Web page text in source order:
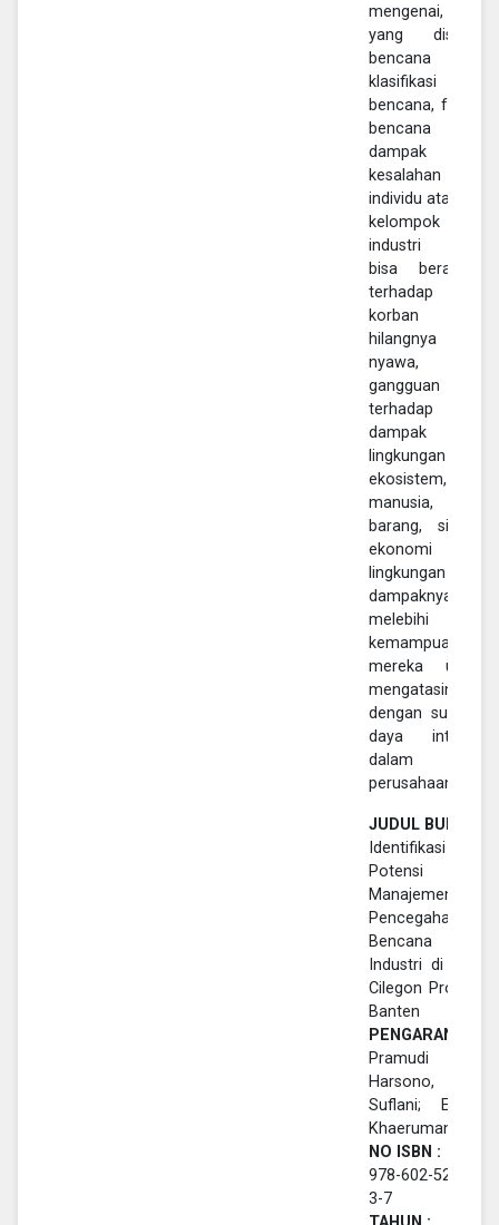
mengenai, apa
yang disebut
bencana dan
klasifikasi
bencana, faktor
bencana dan
dampak dari
kesalahan
individu ataupun
kelompok
industri yang
bisa berakibat
terhadap
korban atau
hilangnya
nyawa,
gangguan
terhadap
dampak
lingkungan
ekosistem, baik
manusia,
barang, sistem
ekonomi dan
lingkungan yang
dampaknya
melebihi
kemampuan
mereka untuk
mengatasinya
dengan sumber
daya internal
dalam
perusahaan.
JUDUL BUKU :
Identifikasi
Potensi Dan
Manajemen
Pencegahan
Bencana
Industri di Kota
Cilegon Provinsi
Banten
PENGARANG :
Pramudi
Harsono,
Suflani; Editor,
Khaeruman
NO ISBN :
978-602-52988-
3-7